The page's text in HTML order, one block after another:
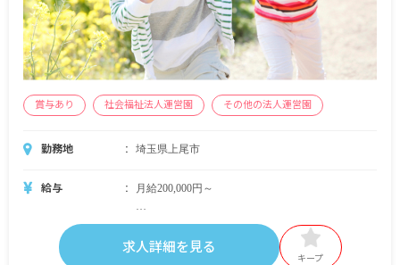
賞与あり 社会福祉法人運営園 その他の法人運営園
勤務地 埼玉県上尾市
給与 月給200,000円～
・月給内訳
基本給 170,000円～
求人詳細を見る
キープ